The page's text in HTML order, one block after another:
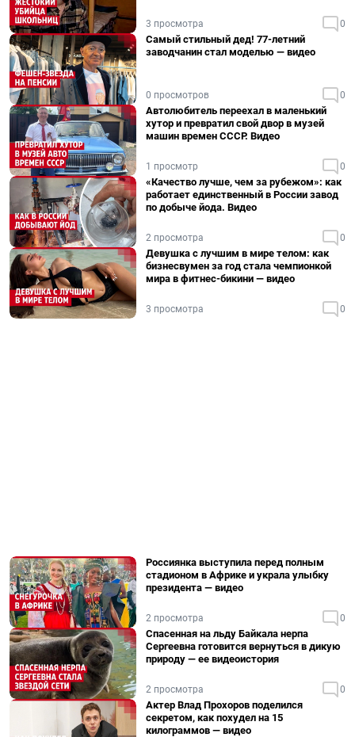
3 просмотра 0
Самый стильный дед! 77-летний
заводчанин стал моделью — видео
0 просмотров 0
Автолюбитель переехал в маленький
хутор и превратил свой двор в музей
машин времен СССР. Видео
1 просмотр 0
«Качество лучше, чем за рубежом»: как
работает единственный в России завод
по добыче йода. Видео
2 просмотра 0
Девушка с лучшим в мире телом: как
бизнесвумен за год стала чемпионкой
мира в фитнес-бикини — видео
3 просмотра 0
Россиянка выступила перед полным
стадионом в Африке и украла улыбку
президента — видео
2 просмотра 0
Спасенная на льду Байкала нерпа
Сергеевна готовится вернуться в дикую
природу — ее видеоистория
2 просмотра 0
Актер Влад Прохоров поделился
секретом, как похудел на 15
килограммов — видео